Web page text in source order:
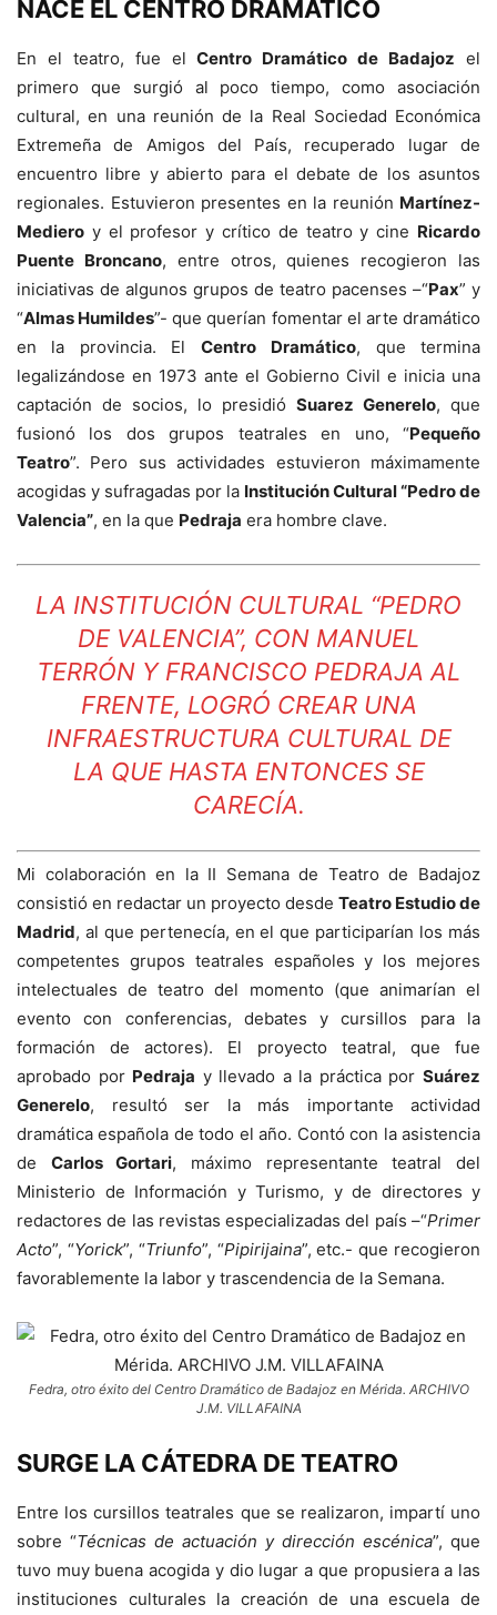
NACE EL CENTRO DRAMÁTICO
En el teatro, fue elCentro Dramático de Badajoz el
primero que surgió al poco tiempo, como asociación
cultural, en una reunión de la Real Sociedad Económica
Extremeña de Amigos del País, recuperado lugar de
encuentro libre y abierto para el debate de los asuntos
regionales. Estuvieron presentes en la reunión Martínez-
Mediero y el profesor y crítico de teatro y cine Ricardo
Puente Broncano, entre otros, quienes recogieron las
iniciativas de algunos grupos de teatro pacenses –“Pax” y
“Almas Humildes”- que querían fomentar el arte dramático
en la provincia. El Centro Dramático, que termina
legalizándose en 1973 ante el Gobierno Civil e inicia una
captación de socios, lo presidió Suarez Generelo, que
fusionó los dos grupos teatrales en uno, “Pequeño
Teatro”. Pero sus actividades estuvieron máximamente
acogidas y sufragadas por la Institución Cultural “Pedro de
Valencia”, en la que Pedraja era hombre clave.
LA INSTITUCIÓN CULTURAL “PEDRO
DE VALENCIA”, CON MANUEL
TERRÓN Y FRANCISCO PEDRAJA AL
FRENTE, LOGRÓ CREAR UNA
INFRAESTRUCTURA CULTURAL DE
LA QUE HASTA ENTONCES SE
CARECÍA.
Mi colaboración en la II Semana de Teatro de Badajoz
consistió en redactar un proyecto desde Teatro Estudio de
Madrid, al que pertenecía, en el que participarían los más
competentes grupos teatrales españoles y los mejores
intelectuales de teatro del momento (que animarían el
evento con conferencias, debates y cursillos para la
formación de actores). El proyecto teatral, que fue
aprobado por Pedraja y llevado a la práctica porSuárez
Generelo, resultó ser la más importante actividad
dramática española de todo el año. Contó con la asistencia
de Carlos Gortari, máximo representante teatral del
Ministerio de Información y Turismo, y de directores y
redactores de las revistas especializadas del país –“Primer
Acto”, “Yorick”, “Triunfo”, “Pipirijaina”, etc.- que recogieron
favorablemente la labor y trascendencia de la Semana.
Fedra, otro éxito del Centro Dramático de Badajoz en Mérida. ARCHIVO
J.M. VILLAFAINA
SURGE LA CÁTEDRA DE TEATRO
Entre los cursillos teatrales que se realizaron, impartí uno
sobre “Técnicas de actuación y dirección escénica”, que
tuvo muy buena acogida y dio lugar a que propusiera a las
instituciones culturales la creación de una escuela de